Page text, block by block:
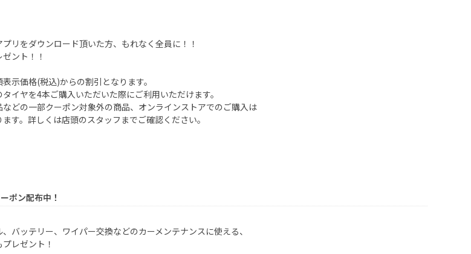
リをダウンロード頂いた方、もれなく全員に！！
ント！！
示価格(税込)からの割引となります。
イヤを4本ご購入いただいた際にご利用いただけます。
どの一部クーポン対象外の商品、オンラインストアでのご購入は
す。詳しくは店頭のスタッフまでご確認ください。
ポン配布中！
バッテリー、ワイパー交換などのカーメンテナンスに使える、
レゼント！